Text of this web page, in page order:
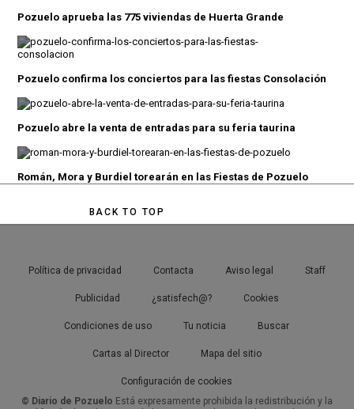
Pozuelo aprueba las 775 viviendas de Huerta Grande
Pozuelo confirma los conciertos para las fiestas Consolación
Pozuelo abre la venta de entradas para su feria taurina
Román, Mora y Burdiel torearán en las Fiestas de Pozuelo
BACK TO TOP
Política de privacidad Contacta Aviso legal Staff
Publicidad ¿satisfech@? Cookies
Condiciones de uso Tu noticia Buscar
Cartas al Director Mapa del sitio
Configuración de cookies
© Diario de Pozuelo Está expresamente prohibida la redistribución y la